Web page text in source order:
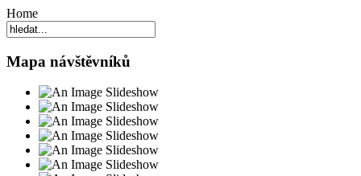
Home
Mapa návštěvníků